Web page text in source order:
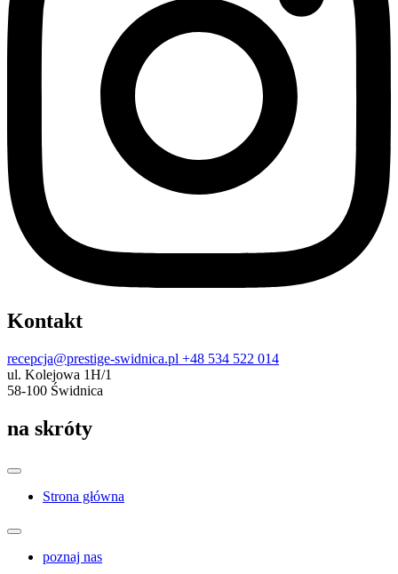
Kontakt
recepcja@prestige-swidnica.pl +48 534 522 014
ul. Kolejowa 1H/1
58-100 Świdnica
na skróty
Strona główna
poznaj nas